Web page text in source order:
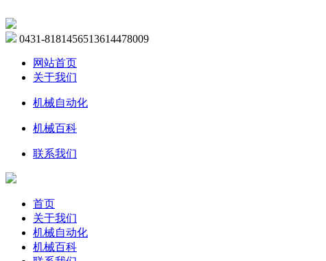
0431-8181456513614478009
网站首页
关于我们
机械自动化
机械百科
联系我们
首页
关于我们
机械自动化
机械百科